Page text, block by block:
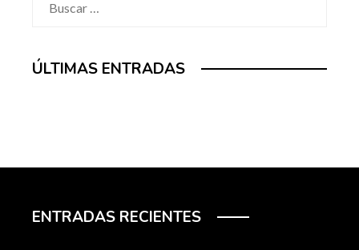
ÚLTIMAS ENTRADAS
ENTRADAS RECIENTES